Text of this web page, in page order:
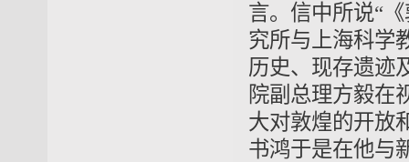
言。信中所说“
究所与上海科学
历史、现存遗迹
院副总理方毅在
大对敦煌的开放
书鸿于是在他与